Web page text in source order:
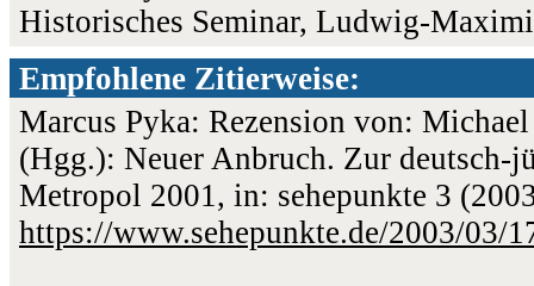
Historisches Seminar, Ludwig-
Empfohlene Zitierweise:
Marcus Pyka: Rezension von:
(Hgg.): Neuer Anbruch. Zur deutsch-
Metropol 2001, in: sehepunkte 3
https://www.sehepunkte.de/2003/03/